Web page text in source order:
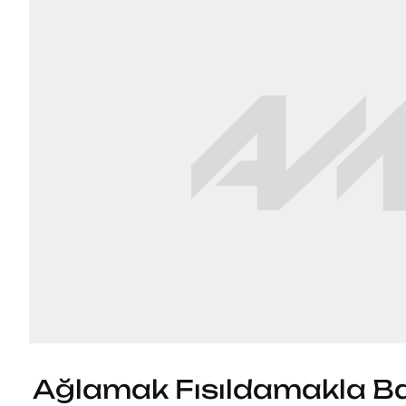
Ağlamak Fısıldamakla